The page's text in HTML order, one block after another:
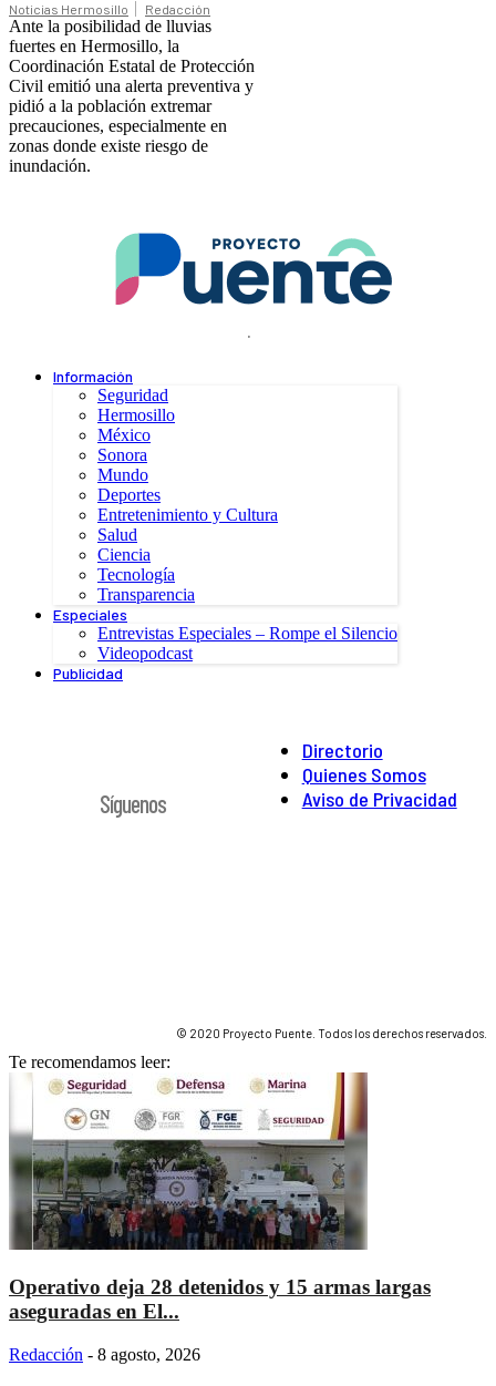
Noticias Hermosillo Redacción
Ante la posibilidad de lluvias
fuertes en Hermosillo, la
Coordinación Estatal de Protección
Civil emitió una alerta preventiva y
pidió a la población extremar
precauciones, especialmente en
zonas donde existe riesgo de
inundación.
.
Información
Seguridad
Hermosillo
México
Sonora
Mundo
Deportes
Entretenimiento y Cultura
Salud
Ciencia
Tecnología
Transparencia
Especiales
Entrevistas Especiales – Rompe el Silencio
Videopodcast
Publicidad
Directorio
Quienes Somos
Aviso de Privacidad
Síguenos
© 2020 Proyecto Puente. Todos los derechos reservados.
Te recomendamos leer:
Operativo deja 28 detenidos y 15 armas largas
aseguradas en El...
Redacción - 8 agosto, 2026